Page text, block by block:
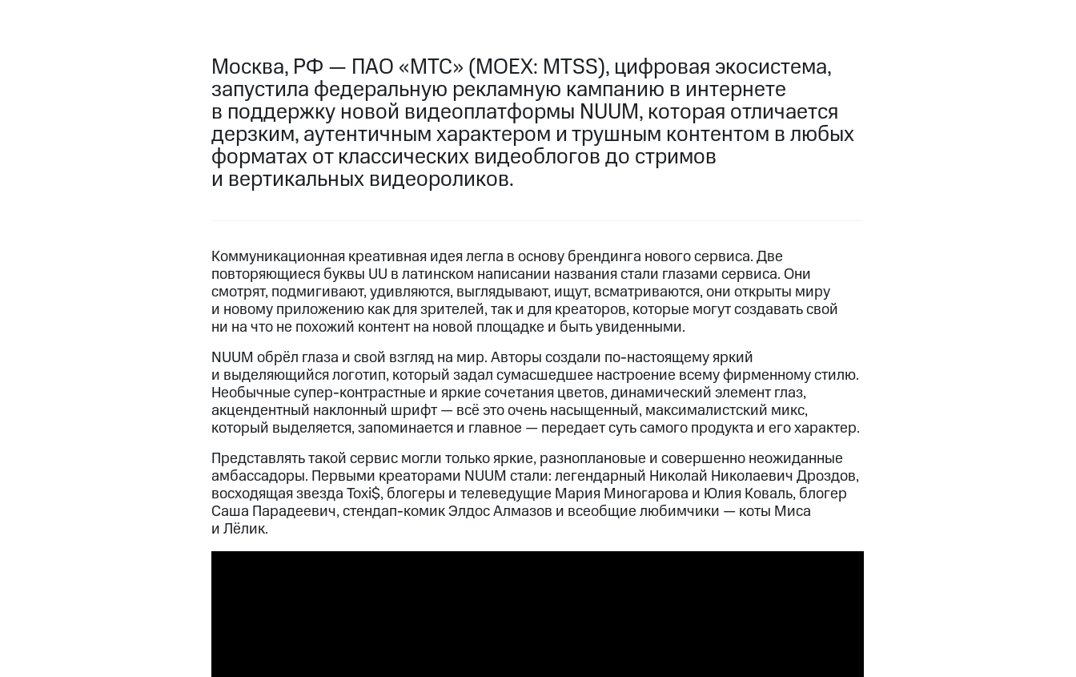
Москва, РФ — ПАО «МТС» (MOEX: MTSS), цифровая экосистема,
запустила федеральную рекламную кампанию в интернете
в поддержку новой видеоплатформы NUUM, которая отличается
дерзким, аутентичным характером и трушным контентом в любых
форматах от классических видеоблогов до стримов
и вертикальных видеороликов.
Коммуникационная креативная идея легла в основу брендинга нового сервиса. Две
повторяющиеся буквы UU в латинском написании названия стали глазами сервиса. Они
смотрят, подмигивают, удивляются, выглядывают, ищут, всматриваются, они открыты миру
и новому приложению как для зрителей, так и для креаторов, которые могут создавать свой
ни на что не похожий контент на новой площадке и быть увиденными.
NUUM обрёл глаза и свой взгляд на мир. Авторы создали по-настоящему яркий
и выделяющийся логотип, который задал сумасшедшее настроение всему фирменному стилю.
Необычные супер-контрастные и яркие сочетания цветов, динамический элемент глаз,
акцендентный наклонный шрифт — всё это очень насыщенный, максималистский микс,
который выделяется, запоминается и главное — передает суть самого продукта и его характер.
Представлять такой сервис могли только яркие, разноплановые и совершенно неожиданные
амбассадоры. Первыми креаторами NUUM стали: легендарный Николай Николаевич Дроздов,
восходящая звезда Toxi$, блогеры и телеведущие Мария Миногарова и Юлия Коваль, блогер
Саша Парадеевич, стендап-комик Элдос Алмазов и всеобщие любимчики — коты Миса
и Лёлик.